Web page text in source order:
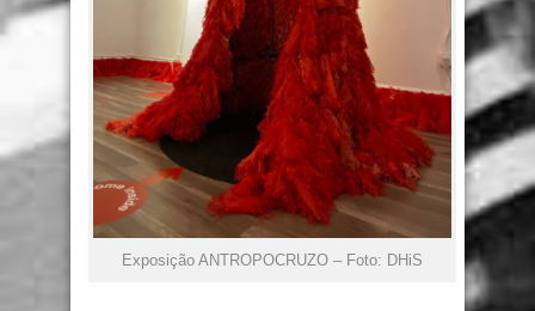
Exposição ANTROPOCRUZO – Foto: DHiS